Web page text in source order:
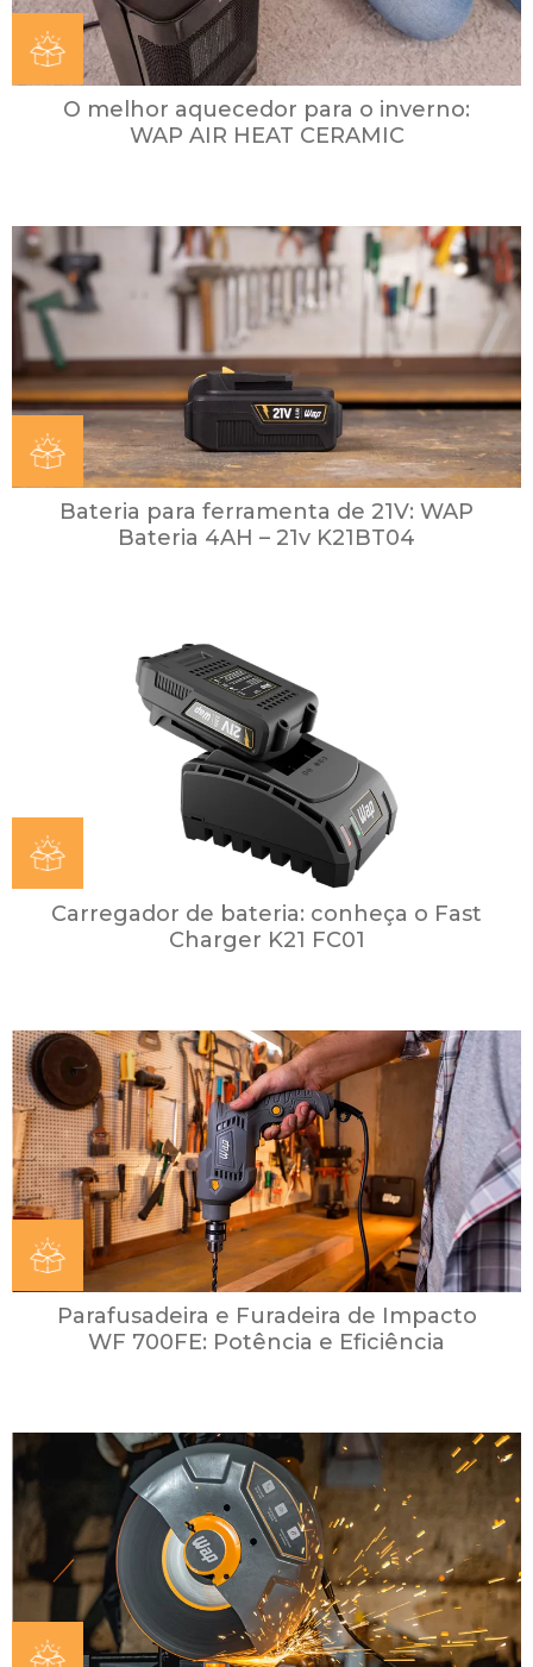
O melhor aquecedor para o inverno:
WAP AIR HEAT CERAMIC
Bateria para ferramenta de 21V: WAP
Bateria 4AH – 21v K21BT04
Carregador de bateria: conheça o Fast
Charger K21 FC01
Parafusadeira e Furadeira de Impacto
WF 700FE: Potência e Eficiência